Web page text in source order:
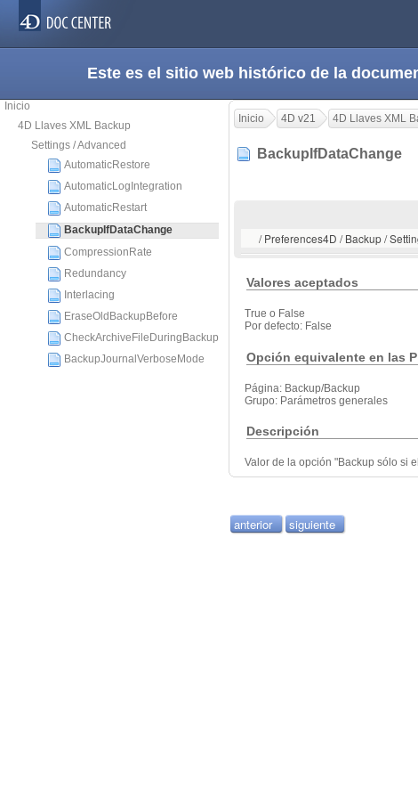
Este es el sitio web histórico de la
Inicio
4D Llaves XML Backup
Settings / Advanced
AutomaticRestore
AutomaticLogIntegration
AutomaticRestart
BackupIfDataChange
CompressionRate
Redundancy
Interlacing
EraseOldBackupBefore
CheckArchiveFileDuringBackup
BackupJournalVerboseMode
Inicio 4D v21 4D Llaves XML
BackupIfDataChange
/ Preferences4D / Backup /
Valores aceptados
True o False
Por defecto: False
Opción equivalente en las
Página: Backup/Backup
Grupo: Parámetros generales
Descripción
Valor de la opción "Backup sólo si
anterior siguiente